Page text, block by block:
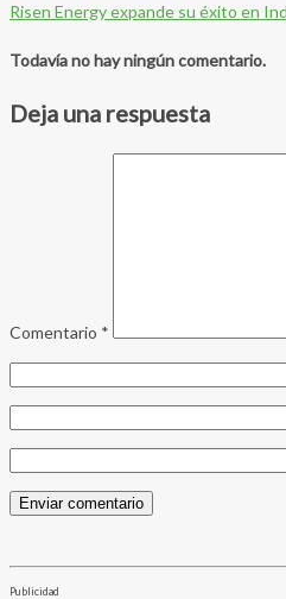
Risen Energy expande su éxito en
Todavía no hay ningún comentario.
Deja una respuesta
Comentario *
Publicidad